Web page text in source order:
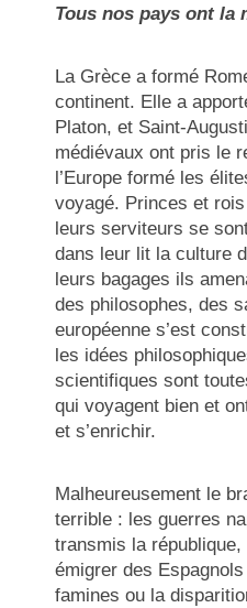
Tous nos pays ont la
La Grèce a formé
continent. Elle a
Platon, et Saint-
médiévaux ont pris le
l’Europe formé les
voyagé. Princes et
leurs serviteurs se
dans leur lit la culture
leurs bagages ils
des philosophes, des
européenne s’est
les idées
scientifiques sont
qui voyagent bien et
et s’enrichir.
Malheureusement le
terrible : les guerres
transmis la
émigrer des
famines ou la